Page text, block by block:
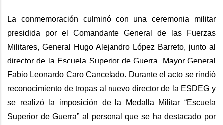
La conmemoración culminó con una ceremonia militar
presidida por el Comandante General de las Fuerzas
Militares, General Hugo Alejandro López Barreto, junto al
director de la Escuela Superior de Guerra, Mayor General
Fabio Leonardo Caro Cancelado. Durante el acto se rindió
reconocimiento de tropas al nuevo director de la ESDEG y
se realizó la imposición de la Medalla Militar “Escuela
Superior de Guerra” al personal que se ha destacado por